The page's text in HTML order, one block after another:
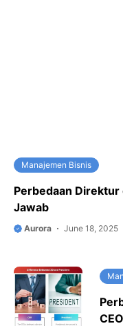
Manajemen Bisnis
Perbedaan Direktur
Jawab
Aurora June 18, 2025